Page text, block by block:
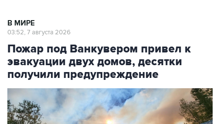
В МИРЕ
03:52, 7 августа 2026
Пожар под Ванкувером привел к
эвакуации двух домов, десятки
получили предупреждение